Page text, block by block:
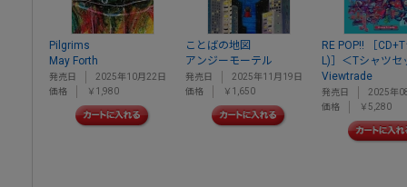
Pilgrims
May Forth
発売日
2025年10月22日
価格
￥1,980
ことばの地図
アンジーモーテル
発売日
2025年11月19日
価格
￥1,650
RE POP!! ［
L)］＜Tシャツセ
Viewtrade
発売日
2025年
価格
￥5,280